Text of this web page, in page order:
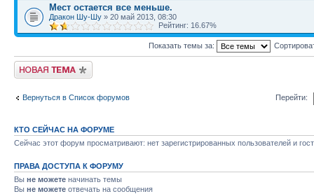
Мест остается все меньше.
Дракон Шу-Шу » 20 май 2013, 08:30
Рейтинг: 16.67%
Показать темы за:
Начать новую тему
Вернуться в Список форумов Перейти:
КТО СЕЙЧАС НА ФОРУМЕ
Сейчас этот форум просматривают: нет зарегистрированных пользователей и
ПРАВА ДОСТУПА К ФОРУМУ
Вы не можете начинать темы
Вы не можете отвечать на сообщения